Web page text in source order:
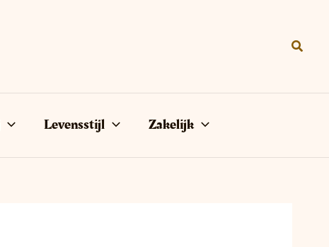
Levensstijl Zakelijk